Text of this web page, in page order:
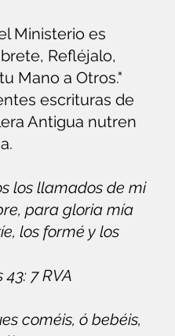
Ministerio es
Refléjalo,
Mano a Otros."
escrituras de
Antigua nutren
los llamados de mi
para gloria mía
los formé y los
43: 7 RVA
coméis, ó bebéis,